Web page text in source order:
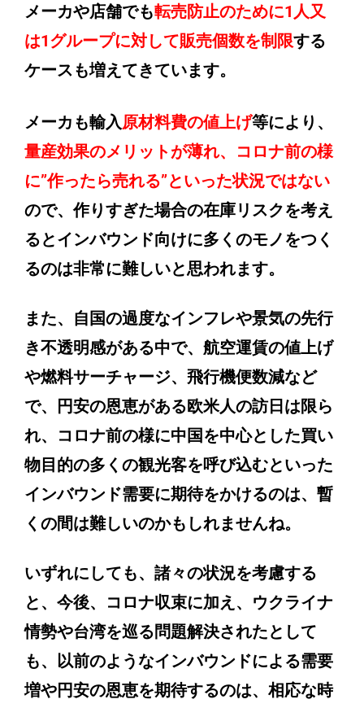
メーカや店舗でも転売防止のために1人又
は1グループに対して販売個数を制限する
ケースも増えてきています。
メーカも輸入原材料費の値上げ等により、
量産効果のメリットが薄れ、コロナ前の様
に”作ったら売れる”といった状況ではない
ので、作りすぎた場合の在庫リスクを考え
るとインバウンド向けに多くのモノをつく
るのは非常に難しいと思われます。
また、自国の過度なインフレや景気の先行
き不透明感がある中で、航空運賃の値上げ
や燃料サーチャージ、飛行機便数減など
で、円安の恩恵がある欧米人の訪日は限ら
れ、コロナ前の様に中国を中心とした買い
物目的の多くの観光客を呼び込むといった
インバウンド需要に期待をかけるのは、暫
くの間は難しいのかもしれませんね。
いずれにしても、諸々の状況を考慮する
と、今後、コロナ収束に加え、ウクライナ
情勢や台湾を巡る問題解決されたとして
も、以前のようなインバウンドによる需要
増や円安の恩恵を期待するのは、相応な時